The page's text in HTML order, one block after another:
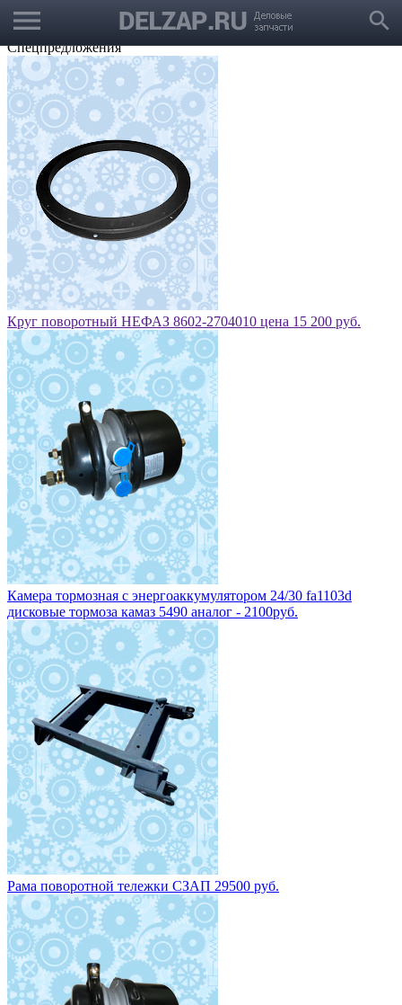
menu search
Выбрать город
Корзина
Заказать звонок
Спецпредложения
Круг поворотный НЕФАЗ 8602-2704010 цена 15 200 руб.
Камера тормозная с энергоаккумулятором 24/30 fa1103d
дисковые тормоза камаз 5490 аналог - 2100руб.
Рама поворотной тележки СЗАП 29500 руб.